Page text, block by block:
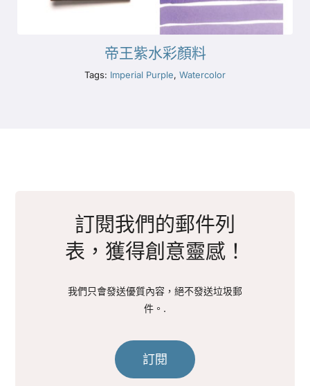
帝王紫水彩顏料
Tags: Imperial Purple, Watercolor
訂閱我們的郵件列
表，獲得創意靈感！
我們只會發送優質內容，絕不發送垃圾郵
件。.
訂閱